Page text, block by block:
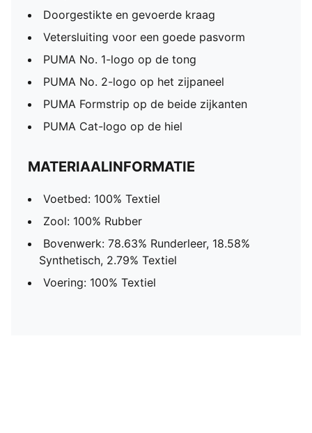
Doorgestikte en gevoerde kraag
Vetersluiting voor een goede pasvorm
PUMA No. 1-logo op de tong
PUMA No. 2-logo op het zijpaneel
PUMA Formstrip op de beide zijkanten
PUMA Cat-logo op de hiel
MATERIAALINFORMATIE
Voetbed: 100% Textiel
Zool: 100% Rubber
Bovenwerk: 78.63% Runderleer, 18.58%
Synthetisch, 2.79% Textiel
Voering: 100% Textiel